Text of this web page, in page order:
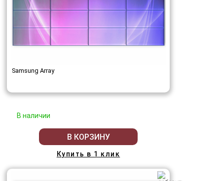
Samsung Array
В наличии
В КОРЗИНУ
Купить в 1 клик